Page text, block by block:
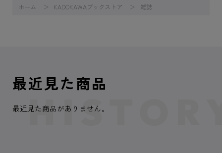
ホーム KADOKAWAブックストア 雑誌
最近見た商品
最近見た商品がありません。